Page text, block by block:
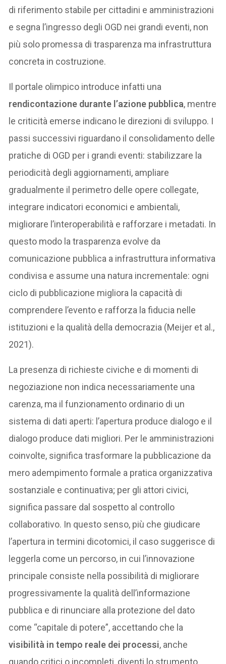
di riferimento stabile per cittadini e amministrazioni
e segna l’ingresso degli OGD nei grandi eventi, non
più solo promessa di trasparenza ma infrastruttura
concreta in costruzione.
Il portale olimpico introduce infatti una
rendicontazione durante l’azione pubblica, mentre
le criticità emerse indicano le direzioni di sviluppo. I
passi successivi riguardano il consolidamento delle
pratiche di OGD per i grandi eventi: stabilizzare la
periodicità degli aggiornamenti, ampliare
gradualmente il perimetro delle opere collegate,
integrare indicatori economici e ambientali,
migliorare l’interoperabilità e rafforzare i metadati. In
questo modo la trasparenza evolve da
comunicazione pubblica a infrastruttura informativa
condivisa e assume una natura incrementale: ogni
ciclo di pubblicazione migliora la capacità di
comprendere l’evento e rafforza la fiducia nelle
istituzioni e la qualità della democrazia (Meijer et al.,
2021).
La presenza di richieste civiche e di momenti di
negoziazione non indica necessariamente una
carenza, ma il funzionamento ordinario di un
sistema di dati aperti: l’apertura produce dialogo e il
dialogo produce dati migliori. Per le amministrazioni
coinvolte, significa trasformare la pubblicazione da
mero adempimento formale a pratica organizzativa
sostanziale e continuativa; per gli attori civici,
significa passare dal sospetto al controllo
collaborativo. In questo senso, più che giudicare
l’apertura in termini dicotomici, il caso suggerisce di
leggerla come un percorso, in cui l’innovazione
principale consiste nella possibilità di migliorare
progressivamente la qualità dell’informazione
pubblica e di rinunciare alla protezione del dato
come “capitale di potere”, accettando che la
visibilità in tempo reale dei processi, anche
quando critici o incompleti, diventi lo strumento